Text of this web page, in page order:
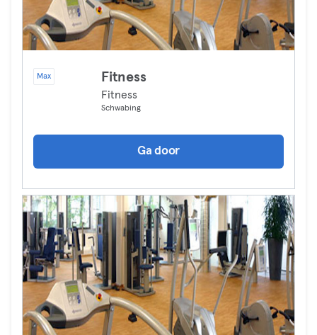
Max Fitness
Fitness
Schwabing
Ga door